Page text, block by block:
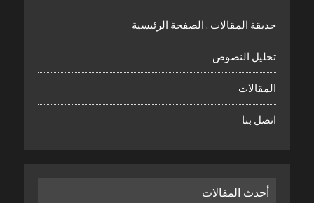
حديقة المقالات . الصفحة الرئيسية
تحليل النصوص
المقالات
اتصل بنا
أحدث المقالات